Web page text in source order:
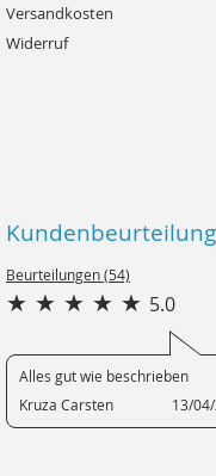
Versandkosten
Widerruf
Beurteilungen (54)
5.0
Alles gut wie beschrieben
Kruza Carsten
13/